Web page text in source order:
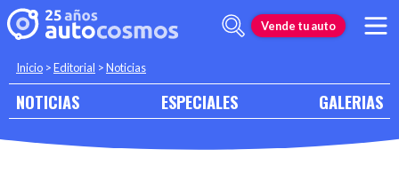
Vende tu auto
Inicio >Editorial >Noticias
NOTICIAS ESPECIALES GALERIAS